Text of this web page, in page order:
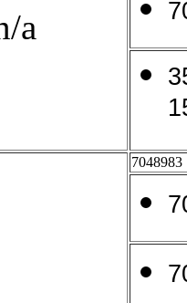
a
7048983